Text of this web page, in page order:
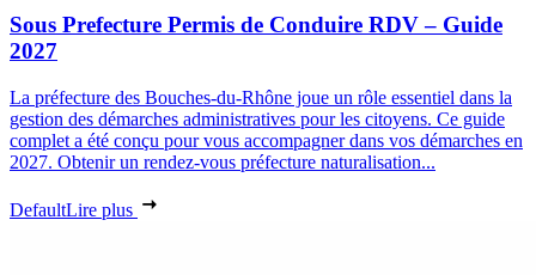
Sous Prefecture Permis de Conduire RDV – Guide
2027
La préfecture des Bouches-du-Rhône joue un rôle essentiel dans la
gestion des démarches administratives pour les citoyens. Ce guide
complet a été conçu pour vous accompagner dans vos démarches en
2027. Obtenir un rendez-vous préfecture naturalisation...
DefaultLire plus